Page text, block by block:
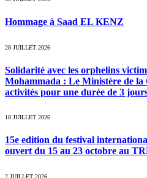
Hommage à Saad EL KENZ
28 JUILLET 2026
Solidarité avec les orphelins
Mohammada : Le Ministère de la
activités pour une durée de 3
18 JUILLET 2026
15e edition du festival
ouvert du 15 au 23 octobre au
2 JUILLET 2026